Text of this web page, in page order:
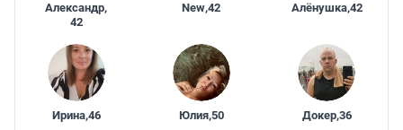
Александр,
42
New,42 Алёнушка,42
Ирина,46 Юлия,50 Докер,36